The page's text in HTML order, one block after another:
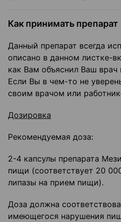
Как принимать препарат
Данный препарат всегда
описано в данном листке-
как Вам объяснил Ваш врач
Если Вы в чем-то не
своим врачом или
Дозировка
Рекомендуемая доза:
2-4 капсулы препарата
пищи (соответствует 20
липазы на прием пищи).
Доза должна
имеющегося нарушения